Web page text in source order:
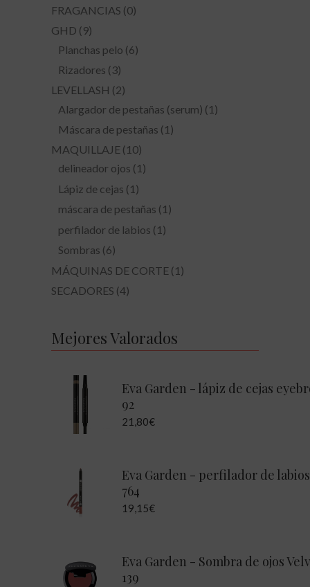
FRAGANCIAS (0)
GHD (9)
Planchas pelo (6)
Rizadores (3)
LEVELLASH (2)
Alargador de pestañas (serum) (1)
Máscara de pestañas (1)
MAQUILLAJE (10)
delineador ojos (1)
Lápiz de cejas (1)
máscara de pestañas (1)
perfilador de labios (1)
Sombras (6)
MÁQUINAS DE CORTE (1)
SECADORES (4)
Mejores Valorados
Eva Garden - lápiz de cejas
92
21,80€
Eva Garden - perfilador de labios
764
19,15€
Eva Garden - Sombra de ojos
139